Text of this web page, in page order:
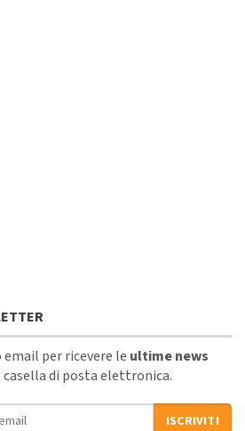
per ricevere le ultime news
di posta elettronica.
ISCRIVITI